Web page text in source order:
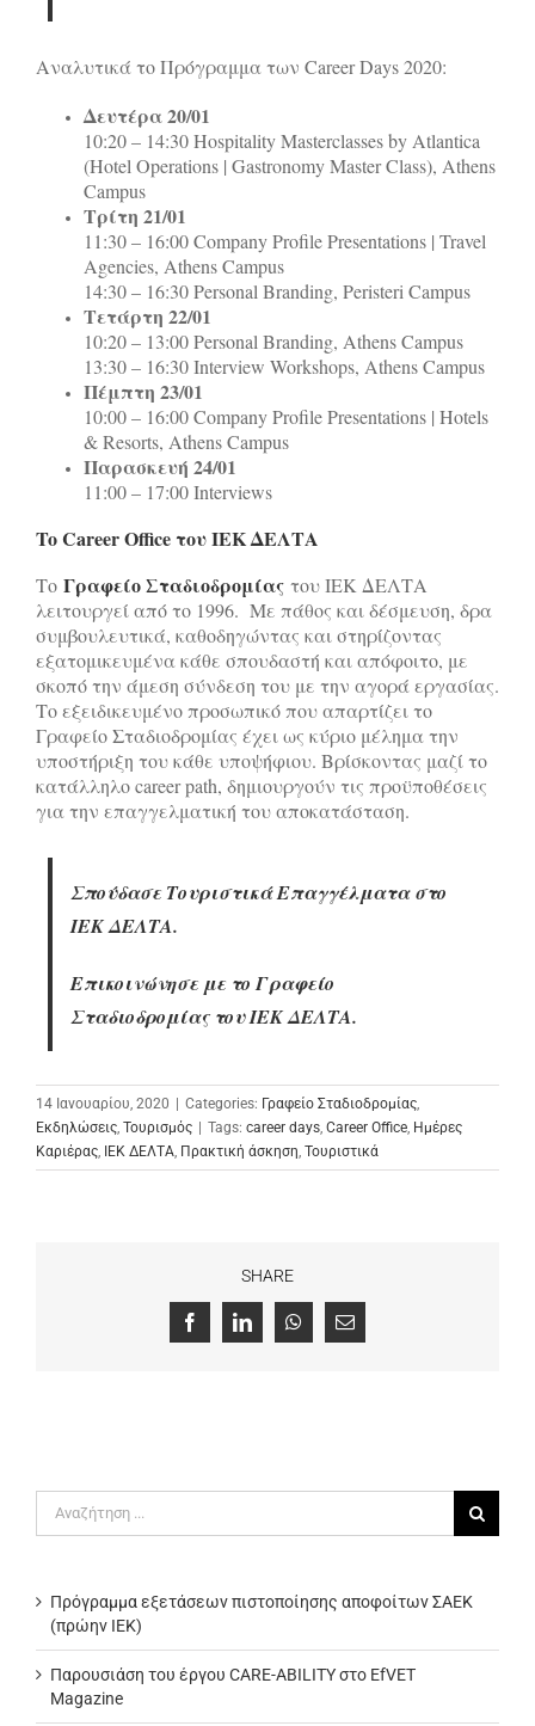
Αναλυτικά το Πρόγραμμα των Career Days 2020:
Δευτέρα 20/01
10:20 – 14:30 Hospitality Masterclasses by Atlantica
(Hotel Operations | Gastronomy Master Class), Athens
Campus
Τρίτη 21/01
11:30 – 16:00 Company Profile Presentations | Travel
Agencies, Athens Campus
14:30 – 16:30 Personal Branding, Peristeri Campus
Τετάρτη 22/01
10:20 – 13:00 Personal Branding, Athens Campus
13:30 – 16:30 Interview Workshops, Athens Campus
Πέμπτη 23/01
10:00 – 16:00 Company Profile Presentations | Hotels
& Resorts, Athens Campus
Παρασκευή 24/01
11:00 – 17:00 Interviews
To Career Office του ΙΕΚ ΔΕΛΤΑ
Το Γραφείο Σταδιοδρομίας του ΙΕΚ ΔΕΛΤΑ
λειτουργεί από το 1996. Με πάθος και δέσμευση, δρα
συμβουλευτικά, καθοδηγώντας και στηρίζοντας
εξατομικευμένα κάθε σπουδαστή και απόφοιτο, με
σκοπό την άμεση σύνδεση του με την αγορά εργασίας.
Το εξειδικευμένο προσωπικό που απαρτίζει το
Γραφείο Σταδιοδρομίας έχει ως κύριο μέλημα την
υποστήριξη του κάθε υποψήφιου. Βρίσκοντας μαζί το
κατάλληλο career path, δημιουργούν τις προϋποθέσεις
για την επαγγελματική του αποκατάσταση.
Σπούδασε Τουριστικά Επαγγέλματα στο
ΙΕΚ ΔΕΛΤΑ.
Επικοινώνησε με το Γραφείο
Σταδιοδρομίας του ΙΕΚ ΔΕΛΤΑ.
14 Ιανουαρίου, 2020 | Categories: Γραφείο Σταδιοδρομίας
Εκδηλώσεις Τουρισμός | Tags: career days Career Office Ημέρες
Καριέρας ΙΕΚ ΔΕΛΤΑ Πρακτική άσκηση Τουριστικά
SHARE
FacebookLinkedInWhatsApp
Email
Πρόγραμμα εξετάσεων πιστοποίησης αποφοίτων ΣΑΕΚ
(πρώην ΙΕΚ)
Παρουσιάση του έργου CARE-ABILITY στο EfVET
Magazine